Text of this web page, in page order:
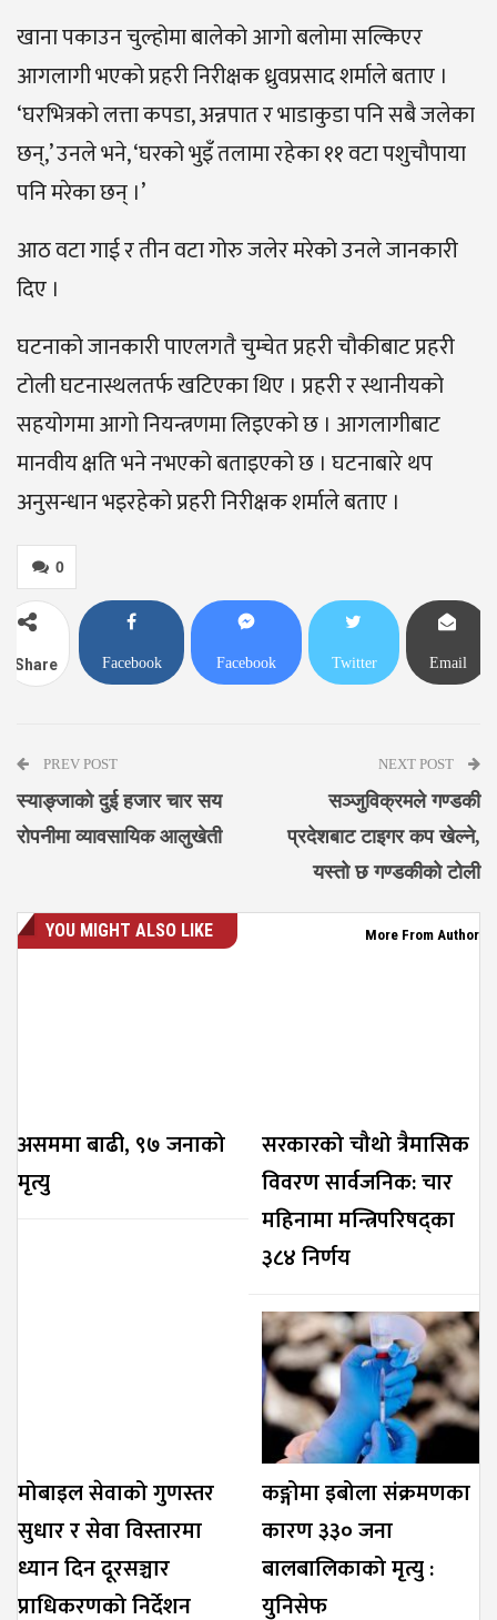
खाना पकाउन चुल्होमा बालेको आगो बलोमा सल्किएर
आगलागी भएको प्रहरी निरीक्षक ध्रुवप्रसाद शर्माले बताए ।
‘घरभित्रको लत्ता कपडा, अन्नपात र भाडाकुडा पनि सबै जलेका
छन्,’ उनले भने, ‘घरको भुइँ तलामा रहेका ११ वटा पशुचौपाया
पनि मरेका छन् ।’
आठ वटा गाई र तीन वटा गोरु जलेर मरेको उनले जानकारी
दिए ।
घटनाको जानकारी पाएलगतै चुम्चेत प्रहरी चौकीबाट प्रहरी
टोली घटनास्थलतर्फ खटिएका थिए । प्रहरी र स्थानीयको
सहयोगमा आगो नियन्त्रणमा लिइएको छ । आगलागीबाट
मानवीय क्षति भने नभएको बताइएको छ । घटनाबारे थप
अनुसन्धान भइरहेको प्रहरी निरीक्षक शर्माले बताए ।
0
Share Facebook Facebook Twitter Email
PREV POST
स्याङ्जाको दुई हजार चार सय
रोपनीमा व्यावसायिक आलुखेती
NEXT POST
सञ्जुविक्रमले गण्डकी
प्रदेशबाट टाइगर कप खेल्ने,
यस्तो छ गण्डकीको टोली
YOU MIGHT ALSO LIKE More From Author
असममा बाढी, ९७ जनाको
मृत्यु
सरकारको चौथो त्रैमासिक
विवरण सार्वजनिक: चार
महिनामा मन्त्रिपरिषद्का
३८४ निर्णय
मोबाइल सेवाको गुणस्तर
सुधार र सेवा विस्तारमा
ध्यान दिन दूरसञ्चार
प्राधिकरणको निर्देशन
कङ्गोमा इबोला संक्रमणका
कारण ३३० जना
बालबालिकाको मृत्यु :
युनिसेफ